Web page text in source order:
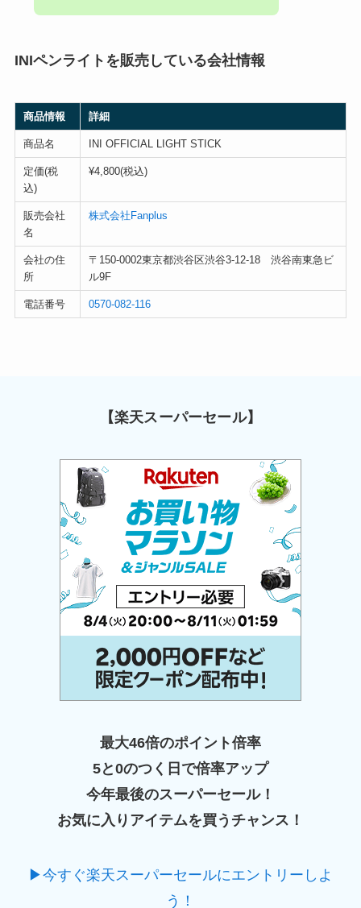
INIペンライトを販売している会社情報
商品情報 詳細
商品名 INI OFFICIAL LIGHT STICK
定価(税
込)
¥4,800(税込)
販売会社
名
株式会社Fanplus
会社の住
所
〒150-0002東京都渋谷区渋谷3-12-18 渋谷南東急ビ
ル9F
電話番号 0570-082-116
【楽天スーパーセール】
最大46倍のポイント倍率
5と0のつく日で倍率アップ
今年最後のスーパーセール！
お気に入りアイテムを買うチャンス！
▶今すぐ楽天スーパーセールにエントリーしよ
う！